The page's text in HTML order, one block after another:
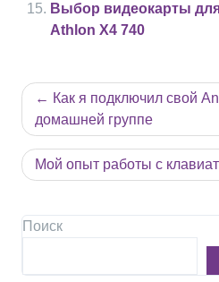
Выбор видеокарты
Athlon X4 740
Навигация
по
записям
Как я подключил свой
домашней группе
Мой опыт работы с
Поиск